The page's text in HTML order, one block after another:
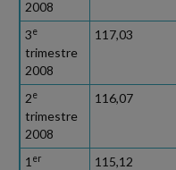
2008
3e
trimestre
2008
117,03
2e
trimestre
2008
116,07
1 er 115,12